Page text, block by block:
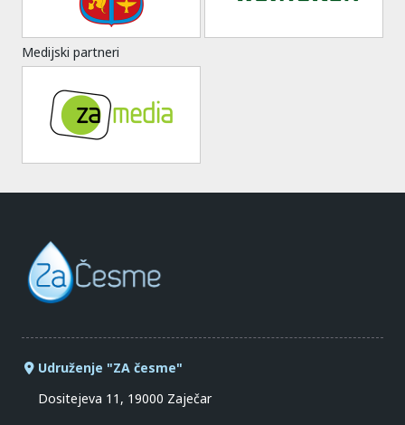
Medijski partneri
Udruženje "ZA česme"
Dositejeva 11, 19000 Zaječar